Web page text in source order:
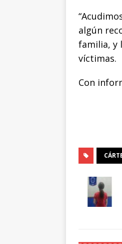
algún
familia, y
víctimas.
Con